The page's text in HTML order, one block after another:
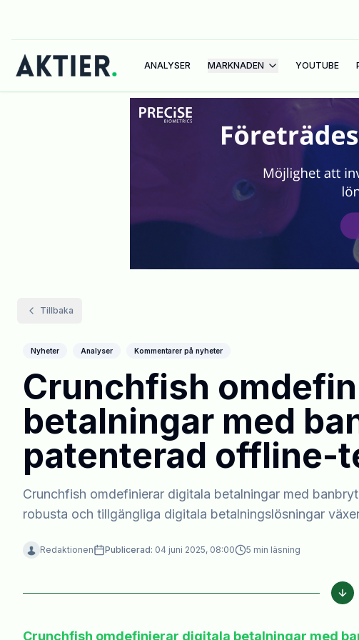
ANALYSER MARKNADEN YOUTUBE
Tillbaka
Nyheter Analyser Kommentarer på nyheter
Crunchfish
betalningar med
patenterad offline-
Crunchfish omdefinierar digitala betalningar med
robusta och tillgängliga digitala betalningslösningar
Redaktionen Publicerad: 04 juni 2025, 08:00 5 min läsning
Crunchfish omdefinierar digitala betalningar med